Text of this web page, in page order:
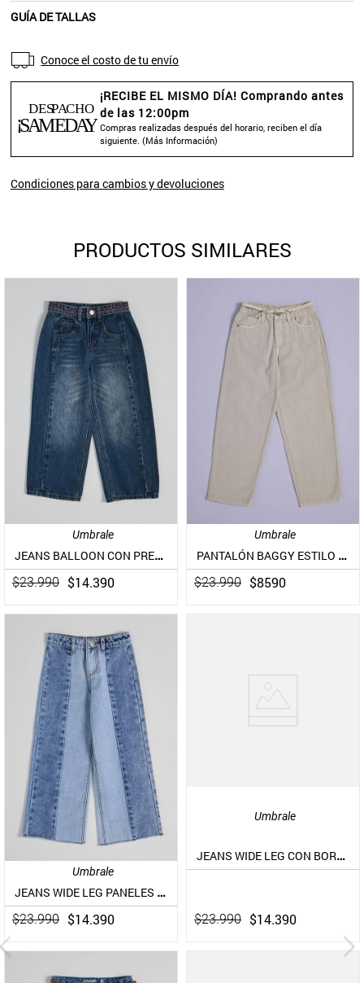
GUÍA DE TALLAS
Conoce el costo de tu envío
¡RECIBE EL MISMO DÍA! Comprando antes
de las 12:00pm
Compras realizadas después del horario, reciben el día
siguiente. (Más Información)
Condiciones para cambios y devoluciones
PRODUCTOS SIMILARES
Umbrale
JEANS BALLOON CON PRETINA FULL BORDADA
$23.990 $14.390
Umbrale
PANTALÓN BAGGY ESTILO MOM CON DISEÑO
$23.990 $8590
Umbrale
JEANS WIDE LEG PANELES Y BOLSILLOS CON BORDDO
$23.990 $14.390
Umbrale
JEANS WIDE LEG CON BORDADO EN LOS COSTADOS
$23.990 $14.390